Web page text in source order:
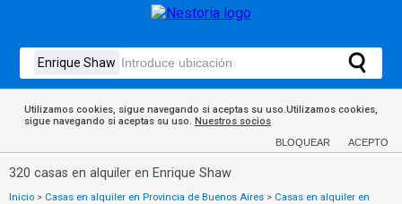
Utilizamos cookies, sigue navegando si aceptas su uso.Utilizamos cookies,
sigue navegando si aceptas su uso. Nuestros socios
BLOQUEAR ACEPTO
320 casas en alquiler en Enrique Shaw
Inicio > Casas en alquiler en Provincia de Buenos Aires > Casas en alquiler en